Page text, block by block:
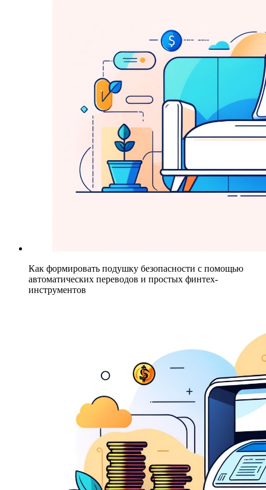
Как формировать подушку безопасности с помощью
автоматических переводов и простых финтех-
инструментов